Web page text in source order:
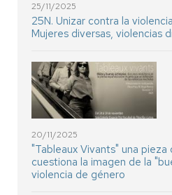
25/11/2025
25N. Unizar contra la
Mujeres diversas, violencias
20/11/2025
"Tableaux Vivants" una
cuestiona la imagen de la
violencia de género